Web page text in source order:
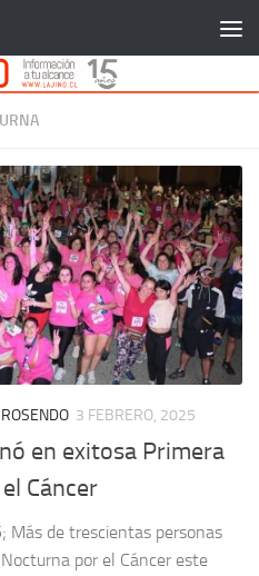
3 FEBRERO, 2025
en exitosa Primera
Cáncer
Más de trescientas personas
por el Cáncer este